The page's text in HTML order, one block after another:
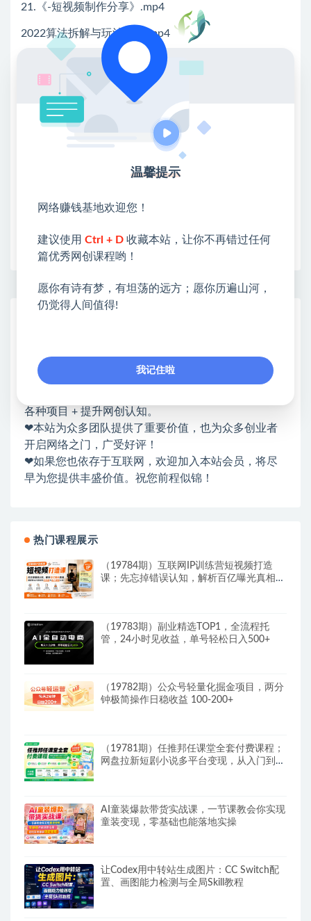
21.《-短视频制作分享》.mp4
2022算法拆解与玩法分析.mp4
💖课程资料【免费】领取教程💖
①：点击右上角【 】三个点
②：选择【在浏览器打开】
③：点击右上方【登录】领取
限时活动：注册新用户赠送VIP
收藏 海报 链接
❤本站：本站整合多方资源站，主要面向互联网创业
类&副业类，资源丰富 物超所值。
各种项目 + 提升网创认知。
❤本站为众多团队提供了重要价值，也为众多创业者
开启网络之门，广受好评！
❤如果您也依存于互联网，欢迎加入本站会员，将尽
早为您提供丰盛价值。祝您前程似锦！
热门课程展示
（19784期）互联网IP训练营短视频打造
课；先忘掉错误认知，解析百亿曝光真相，
（19783期）副业精选TOP1，全流程托
管，24小时见收益，单号轻松日入500+
（19782期）公众号轻量化掘金项目，两分
钟极简操作日稳收益 100-200+
（19781期）任推邦任课堂全套付费课程；
网盘拉新短剧小说多平台变现，从入门到高
AI童装爆款带货实战课，一节课教会你实现
童装变现，零基础也能落地实操
让Codex用中转站生成图片：CC Switch配
置、画图能力检测与全局Skill教程
温馨提示
网络赚钱基地欢迎您！
建议使用 Ctrl + D 收藏本站，让你不再错过任何
篇优秀网创课程哟！
愿你有诗有梦，有坦荡的远方；愿你历遍山河，
仍觉得人间值得!
我记住啦